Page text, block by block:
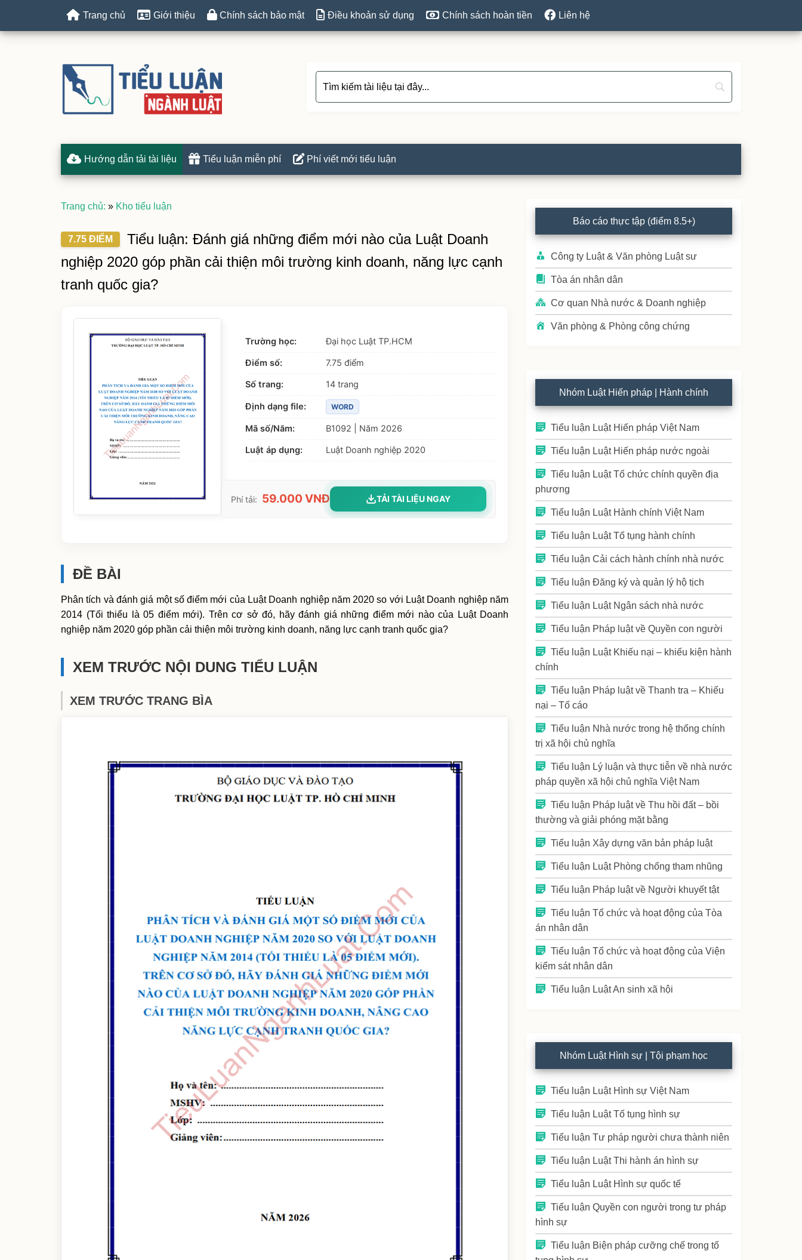
Trang chủ Giới thiệu Chính sách bảo mật Điều khoản sử dụng Chính sách hoàn tiền Liên hệ
Hướng dẫn tải tài liệu Tiểu luận miễn phí Phí viết mới tiểu luận
Trang chủ: » Kho tiểu luận
7.75 ĐIỂM
Tiểu luận: Đánh giá những điểm mới nào của Luật Doanh
nghiệp 2020 góp phần cải thiện môi trường kinh doanh, năng lực cạnh
tranh quốc gia?
Trường học:
Đại học Luật TP.HCM
Điểm số:
7.75 điểm
Số trang:
14 trang
Định dạng file: WORD
Mã số/Năm:
B1092 | Năm 2026
Luật áp dụng:
Luật Doanh nghiệp 2020
Phí tải: 59.000 VNĐ TẢI TÀI LIỆU NGAY
ĐỀ BÀI
Phân tích và đánh giá một số điểm mới của Luật Doanh nghiệp năm 2020 so với Luật Doanh nghiệp năm
2014 (Tối thiểu là 05 điểm mới). Trên cơ sở đó, hãy đánh giá những điểm mới nào của Luật Doanh
nghiệp năm 2020 góp phần cải thiện môi trường kinh doanh, năng lực cạnh tranh quốc gia?
XEM TRƯỚC NỘI DUNG TIỂU LUẬN
XEM TRƯỚC TRANG BÌA
Primary
Sidebar
Báo cáo thực tập (điểm 8.5+)
Công ty Luật & Văn phòng Luật sư
Tòa án nhân dân
Cơ quan Nhà nước & Doanh nghiệp
Văn phòng & Phòng công chứng
Nhóm Luật Hiến pháp | Hành chính
Tiểu luận Luật Hiến pháp Việt Nam
Tiểu luận Luật Hiến pháp nước ngoài
Tiểu luận Luật Tổ chức chính quyền địa
phương
Tiểu luận Luật Hành chính Việt Nam
Tiểu luận Luật Tố tụng hành chính
Tiểu luận Cải cách hành chính nhà nước
Tiểu luận Đăng ký và quản lý hộ tịch
Tiểu luận Luật Ngân sách nhà nước
Tiểu luận Pháp luật về Quyền con người
Tiểu luận Luật Khiếu nại – khiếu kiện hành
chính
Tiểu luận Pháp luật về Thanh tra – Khiếu
nại – Tố cáo
Tiểu luận Nhà nước trong hệ thống chính
trị xã hội chủ nghĩa
Tiểu luận Lý luận và thực tiễn về nhà nước
pháp quyền xã hội chủ nghĩa Việt Nam
Tiểu luận Pháp luật về Thu hồi đất – bồi
thường và giải phóng mặt bằng
Tiểu luận Xây dựng văn bản pháp luật
Tiểu luận Luật Phòng chống tham nhũng
Tiểu luận Pháp luật về Người khuyết tật
Tiểu luận Tổ chức và hoạt động của Tòa
án nhân dân
Tiểu luận Tổ chức và hoạt động của Viện
kiểm sát nhân dân
Tiểu luận Luật An sinh xã hội
Nhóm Luật Hình sự | Tội phạm học
Tiểu luận Luật Hình sự Việt Nam
Tiểu luận Luật Tố tụng hình sự
Tiểu luận Tư pháp người chưa thành niên
Tiểu luận Luật Thi hành án hình sự
Tiểu luận Luật Hình sự quốc tế
Tiểu luận Quyền con người trong tư pháp
hình sự
Tiểu luận Biện pháp cưỡng chế trong tố